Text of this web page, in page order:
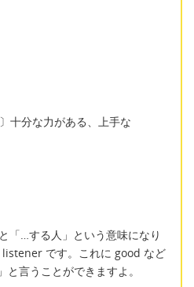
十分な力がある、上手な
「…する人」という意味になり
です。これに good など
言うことができますよ。